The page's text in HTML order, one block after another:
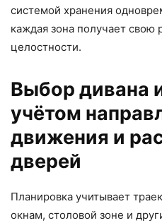
системой хранения
каждая зона получает свою
целостности.
Выбор дивана
учётом
движения и
дверей
Планировка учитывает
окнам, столовой зоне и